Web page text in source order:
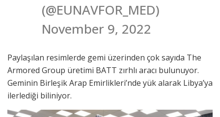
(@EUNAVFOR_MED)
November 9, 2022
Paylaşılan resimlerde gemi üzerinden çok sayıda The
Armored Group üretimi BATT zırhlı aracı bulunuyor.
Geminin Birleşik Arap Emirlikleri’nde yük alarak Libya’ya
ilerlediği biliniyor.